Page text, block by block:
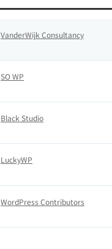
VanderWijk Consultancy
SO WP
Black Studio
LuckyWP
WordPress Contributors